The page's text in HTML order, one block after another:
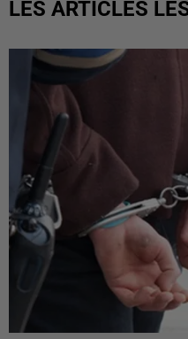
LES ARTICLES